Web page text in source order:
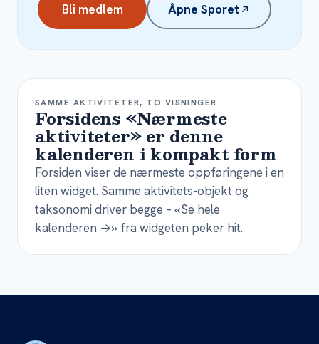
Bli medlem Åpne Sporet
SAMME AKTIVITETER, TO VISNINGER
Forsidens «Nærmeste
aktiviteter» er denne
kalenderen i kompakt form
Forsiden viser de nærmeste oppføringene i en
liten widget. Samme aktivitets-objekt og
taksonomi driver begge – «Se hele
kalenderen →» fra widgeten peker hit.